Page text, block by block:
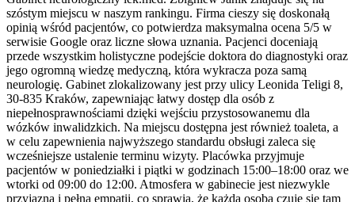
szóstym miejscu w naszym rankingu. Firma cieszy się doskonałą
opinią wśród pacjentów, co potwierdza maksymalna ocena 5/5 w
serwisie Google oraz liczne słowa uznania. Pacjenci doceniają
przede wszystkim holistyczne podejście doktora do diagnostyki oraz
jego ogromną wiedzę medyczną, która wykracza poza samą
neurologię. Gabinet zlokalizowany jest przy ulicy Leonida Teligi 8,
30-835 Kraków, zapewniając łatwy dostęp dla osób z
niepełnosprawnościami dzięki wejściu przystosowanemu dla
wózków inwalidzkich. Na miejscu dostępna jest również toaleta, a
w celu zapewnienia najwyższego standardu obsługi zaleca się
wcześniejsze ustalenie terminu wizyty. Placówka przyjmuje
pacjentów w poniedziałki i piątki w godzinach 15:00–18:00 oraz we
wtorki od 09:00 do 12:00. Atmosfera w gabinecie jest niezwykle
przyjazna i pełna empatii, co sprawia, że każda osoba czuje się tam